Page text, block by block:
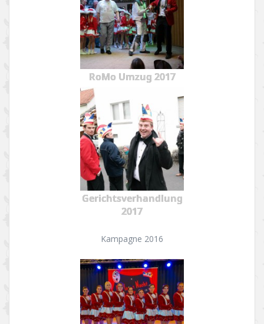
RoMo Umzug 2017
Gerichtsverhandlung
2017
Kampagne 2016